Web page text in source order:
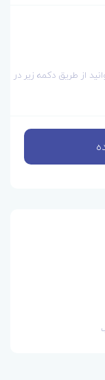
از طریق دکمه زیر در